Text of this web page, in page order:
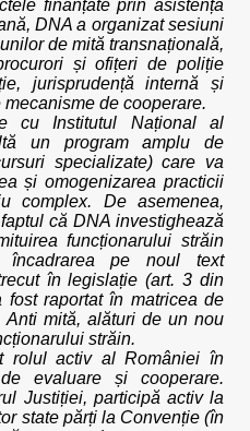
finanțate prin asistență
DNA a organizat sesiuni
de mită transnațională,
și ofițeri de poliție
jurisprudență internă și
de cooperare.
cu Institutul Național al
un program amplu de
specializate) care va
și omogenizarea practicii
complex. De asemenea,
că DNA investighează
funcționarului străin
încadrarea pe noul text
în legislație (art. 3 din
raportat în matricea de
mită, alături de un nou
străin.
rolul activ al României în
evaluare și cooperare.
Justiției, participă activ la
state părți la Convenție (în